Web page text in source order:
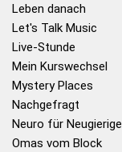
Leben danach
Let's Talk Music
Live-Stunde
Mein Kurswechsel
Mystery Places
Nachgefragt
Neuro für Neugierige
Omas vom Block